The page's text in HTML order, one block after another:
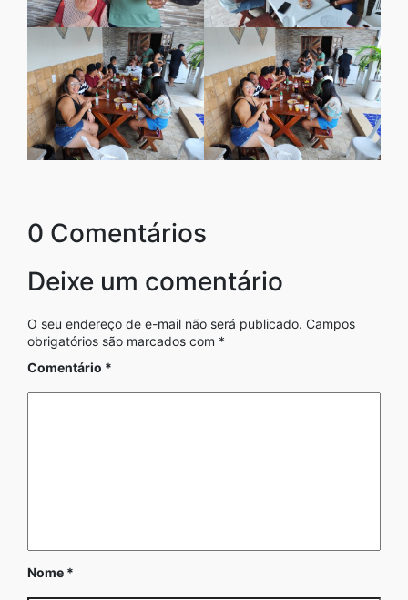
0 Comentários
Deixe um comentário
O seu endereço de e-mail não será publicado. Campos
obrigatórios são marcados com *
Comentário *
Nome *